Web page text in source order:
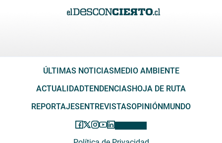
ÚLTIMAS NOTICIASMEDIO AMBIENTE
ACTUALIDADTENDENCIASHOJA DE RUTA
REPORTAJESENTREVISTASOPINIÓNMUNDO